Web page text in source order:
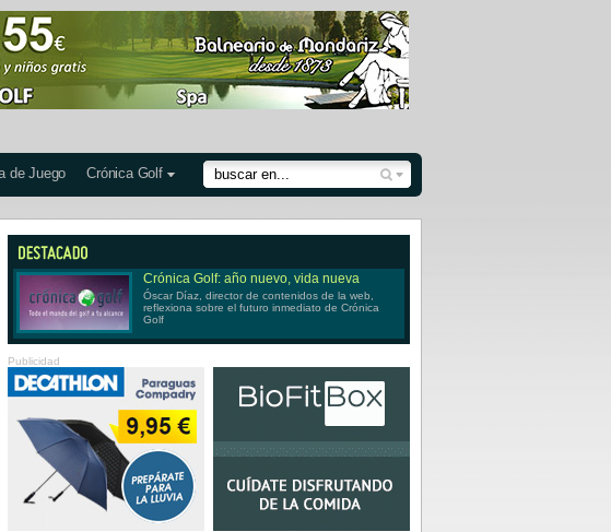
de Juego Crónica Golf
Crónica Golf: año nuevo, vida nueva
Óscar Díaz, director de contenidos de la web,
reflexiona sobre el futuro inmediato de Crónica
Golf
Publicidad